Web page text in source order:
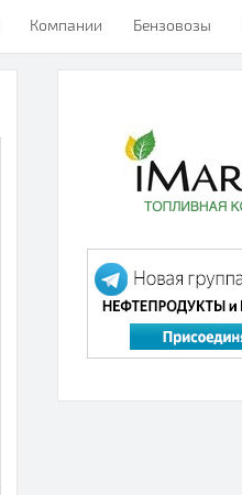
Компании Бензовозы